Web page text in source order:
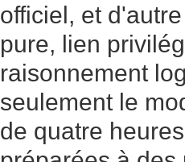
officiel, et
pure, lien
raisonnement
seulement le
de quatre